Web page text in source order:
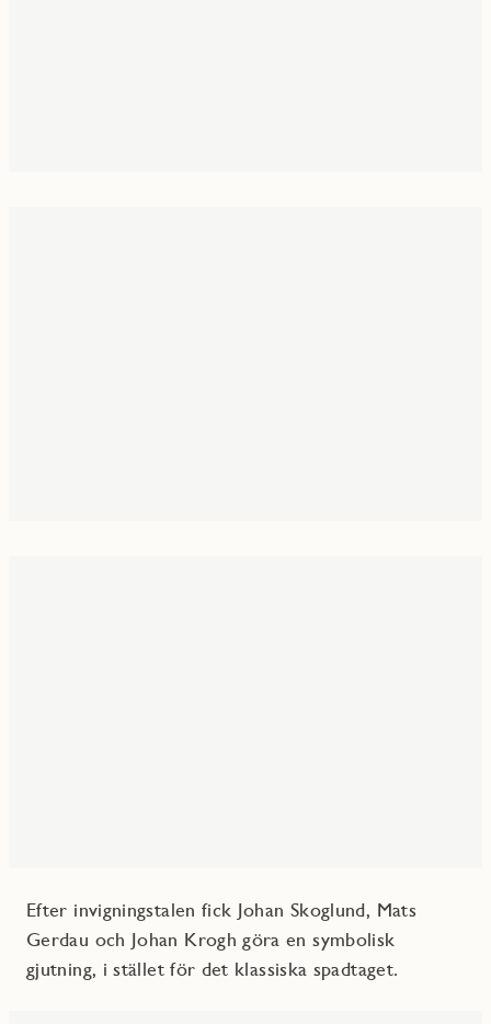
Efter invigningstalen fick Johan Skoglund, Mats
Gerdau och Johan Krogh göra en symbolisk
gjutning, i stället för det klassiska spadtaget.